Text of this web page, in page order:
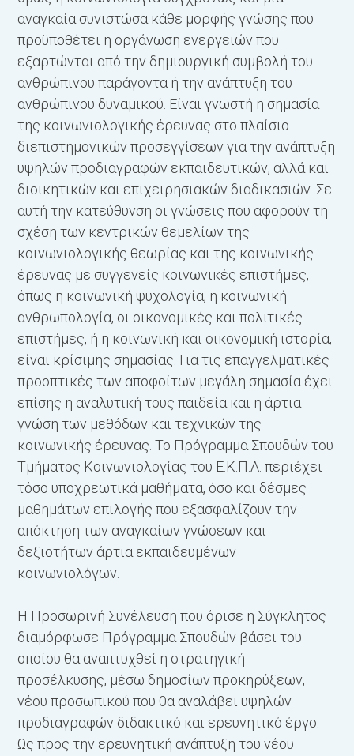
αναγκαία συνιστώσα κάθε μορφής γνώσης που
προϋποθέτει η οργάνωση ενεργειών που
εξαρτώνται από την δημιουργική συμβολή του
ανθρώπινου παράγοντα ή την ανάπτυξη του
ανθρώπινου δυναμικού. Είναι γνωστή η σημασία
της κοινωνιολογικής έρευνας στο πλαίσιο
διεπιστημονικών προσεγγίσεων για την ανάπτυξη
υψηλών προδιαγραφών εκπαιδευτικών, αλλά και
διοικητικών και επιχειρησιακών διαδικασιών. Σε
αυτή την κατεύθυνση οι γνώσεις που αφορούν τη
σχέση των κεντρικών θεμελίων της
κοινωνιολογικής θεωρίας και της κοινωνικής
έρευνας με συγγενείς κοινωνικές επιστήμες,
όπως η κοινωνική ψυχολογία, η κοινωνική
ανθρωπολογία, οι οικονομικές και πολιτικές
επιστήμες, ή η κοινωνική και οικονομική ιστορία,
είναι κρίσιμης σημασίας. Για τις επαγγελματικές
προοπτικές των αποφοίτων μεγάλη σημασία έχει
επίσης η αναλυτική τους παιδεία και η άρτια
γνώση των μεθόδων και τεχνικών της
κοινωνικής έρευνας. Το Πρόγραμμα Σπουδών του
Τμήματος Κοινωνιολογίας του Ε.Κ.Π.Α. περιέχει
τόσο υποχρεωτικά μαθήματα, όσο και δέσμες
μαθημάτων επιλογής που εξασφαλίζουν την
απόκτηση των αναγκαίων γνώσεων και
δεξιοτήτων άρτια εκπαιδευμένων
κοινωνιολόγων.
Η Προσωρινή Συνέλευση που όρισε η Σύγκλητος
διαμόρφωσε Πρόγραμμα Σπουδών βάσει του
οποίου θα αναπτυχθεί η στρατηγική
προσέλκυσης, μέσω δημοσίων προκηρύξεων,
νέου προσωπικού που θα αναλάβει υψηλών
προδιαγραφών διδακτικό και ερευνητικό έργο.
Ως προς την ερευνητική ανάπτυξη του νέου